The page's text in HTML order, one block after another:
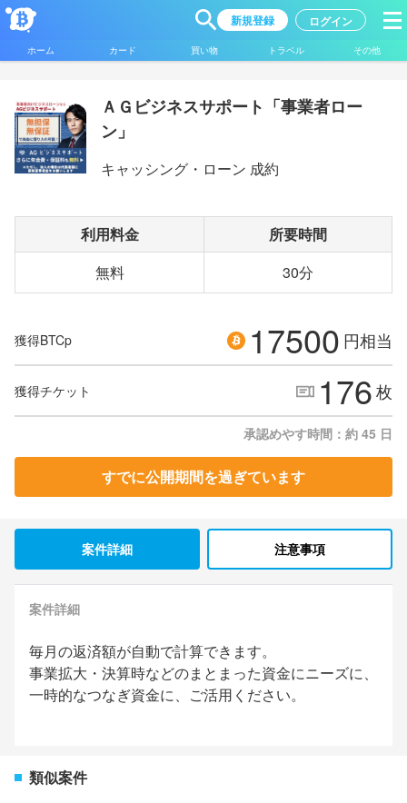
新規登録 ログイン
ホーム カード 買い物 トラベル その他
ＡＧビジネスサポート「事業者ロー
ン」
キャッシング・ローン 成約
利用料金
所要時間
無料
30分
獲得BTCp 17500 円相当
獲得チケット 176枚
承認めやす時間：約 45 日
すでに公開期間を過ぎています
案件詳細 注意事項
案件詳細
毎月の返済額が自動で計算できます。
事業拡大・決算時などのまとまった資金にニーズに、
一時的なつなぎ資金に、ご活用ください。
類似案件